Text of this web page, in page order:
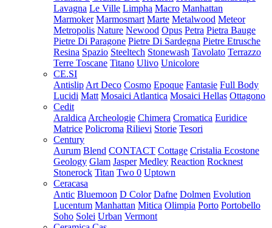
Lavagna Le Ville Limpha Macro Manhattan
Marmoker Marmosmart Marte Metalwood Meteor
Metropolis Nature Newood Opus Petra Pietra Bauge
Pietre Di Paragone Pietre Di Sardegna Pietre Etrusche
Resina Spazio Steeltech Stonewash Tavolato Terrazzo
Terre Toscane Titano Ulivo Unicolore
CE.SI
Antislip Art Deco Cosmo Epoque Fantasie Full Body
Lucidi Matt Mosaici Atlantica Mosaici Hellas Ottagono
Cedit
Araldica Archeologie Chimera Cromatica Euridice
Matrice Policroma Rilievi Storie Tesori
Century
Aurum Blend CONTACT Cottage Cristalia Ecostone
Geology Glam Jasper Medley Reaction Rocknest
Stonerock Titan Two 0 Uptown
Ceracasa
Antic Bluemoon D Color Dafne Dolmen Evolution
Lucentum Manhattan Mitica Olimpia Porto Portobello
Soho Solei Urban Vermont